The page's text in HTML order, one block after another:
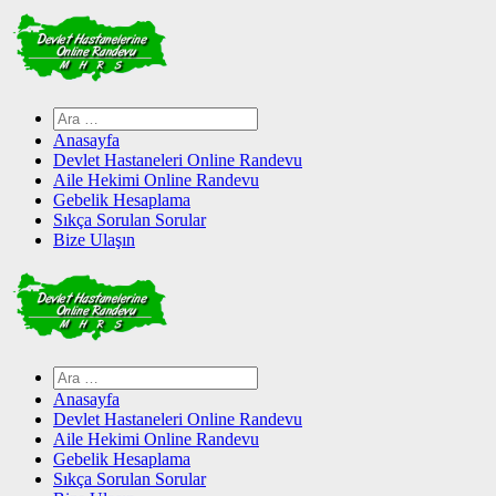
Skip
to
content
Arama:
Anasayfa
Devlet Hastaneleri Online Randevu
Aile Hekimi Online Randevu
Gebelik Hesaplama
Sıkça Sorulan Sorular
Bize Ulaşın
Arama:
Anasayfa
Devlet Hastaneleri Online Randevu
Aile Hekimi Online Randevu
Gebelik Hesaplama
Sıkça Sorulan Sorular